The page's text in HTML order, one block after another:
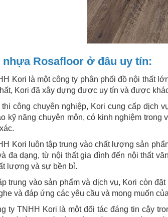
nhựa Rosafloor ở đâu uy tín:
Kori là một công ty phân phối đồ nội thất
Kori đã xây dựng được uy tín và được
công chuyên nghiệp, Kori cung cấp dịch
kỹ năng chuyên môn, có kinh nghiệm trong
Kori luôn tập trung vào chất lượng sản
đa dạng, từ nội thất gia đình đến nội thất
lượng và sự bền bỉ.
trung vào sản phẩm và dịch vụ, Kori còn
và đáp ứng các yêu cầu và mong muốn
ty TNHH Kori là một đối tác đáng tin cậy